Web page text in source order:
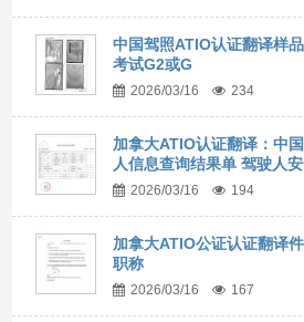
中国驾照ATIO认证翻译样
考试G2或G
2026/03/16 234
加拿大ATIO认证翻译：中
人信息查询结果单 驾驶人
2026/03/16 194
加拿大ATIO公证认证翻译
职称
2026/03/16 167